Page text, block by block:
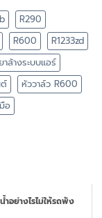
R290
R600
R1233zd
าล้างระบบแอร์
หัววาล์ว R600
อ
อย่างไรไม่ให้รถพัง